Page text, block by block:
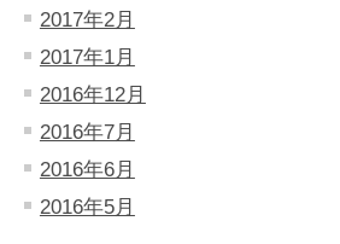
2017年2月
2017年1月
2016年12月
2016年7月
2016年6月
2016年5月